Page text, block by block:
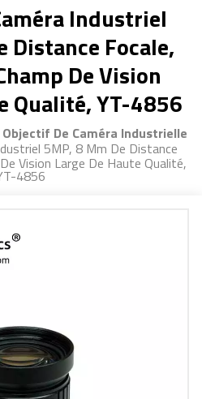
Industriel
Distance Focale,
De Vision
Qualité, YT-4856
Objectif De Caméra Industrielle
5MP, 8 Mm De Distance
Vision Large De Haute Qualité,
4856